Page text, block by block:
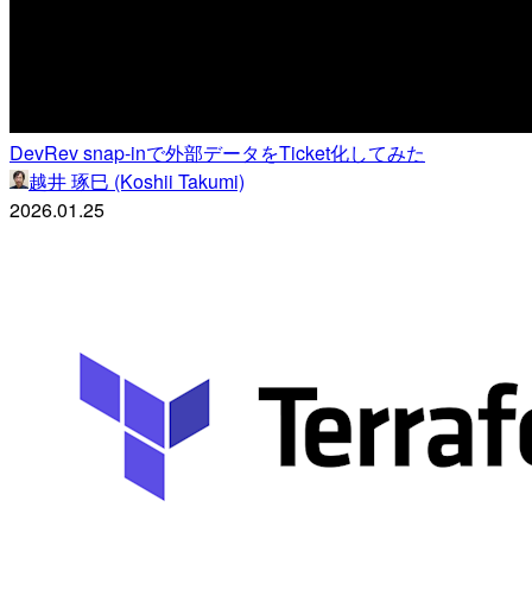
DevRev snap-inで外部データをTicket化してみた
越井 琢巳 (Koshii Takumi)
2026.01.25